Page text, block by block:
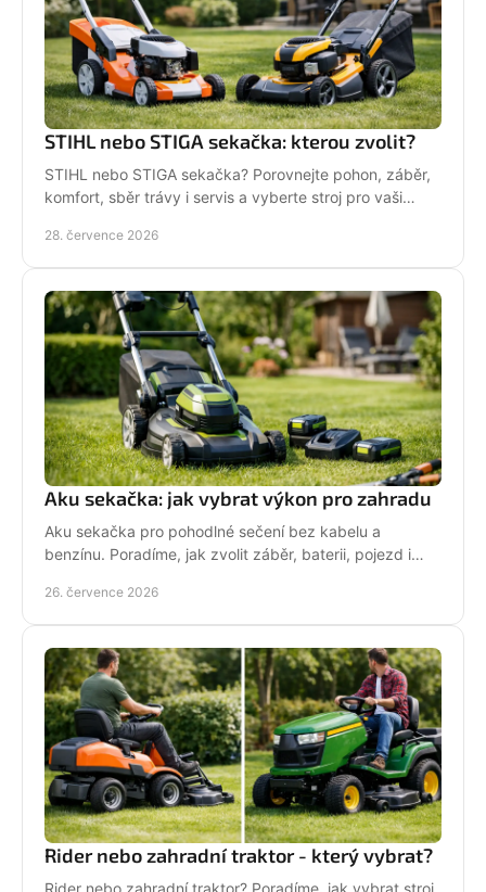
STIHL nebo STIGA sekačka: kterou zvolit?
STIHL nebo STIGA sekačka? Porovnejte pohon, záběr,
komfort, sběr trávy i servis a vyberte stroj pro vaši
28. července 2026
Aku sekačka: jak vybrat výkon pro zahradu
Aku sekačka pro pohodlné sečení bez kabelu a
benzínu. Poradíme, jak zvolit záběr, baterii, pojezd i
26. července 2026
Rider nebo zahradní traktor - který vybrat?
Rider nebo zahradní traktor? Poradíme, jak vybrat stroj